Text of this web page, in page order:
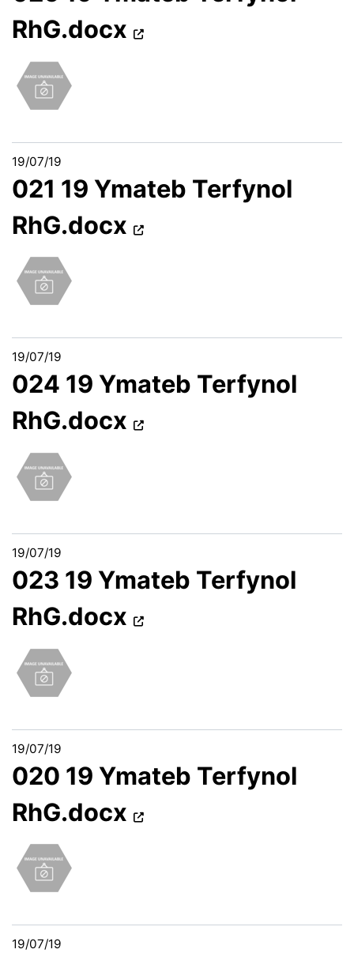
RhG.docx
19/07/19
021 19 Ymateb Terfynol
RhG.docx
19/07/19
024 19 Ymateb Terfynol
RhG.docx
19/07/19
023 19 Ymateb Terfynol
RhG.docx
19/07/19
020 19 Ymateb Terfynol
RhG.docx
19/07/19